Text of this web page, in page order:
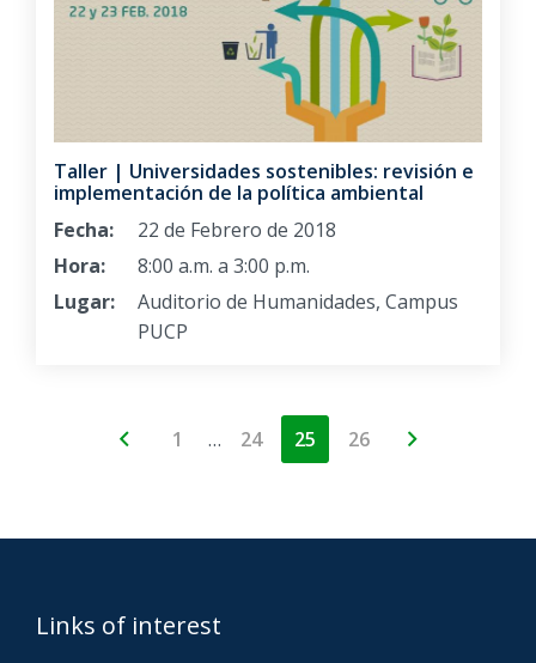
Taller | Universidades sostenibles: revisión e
implementación de la política ambiental
Fecha:
22 de Febrero de 2018
Hora:
8:00 a.m. a 3:00 p.m.
Lugar:
Auditorio de Humanidades, Campus
PUCP
1 … 24 25 26
Links of interest